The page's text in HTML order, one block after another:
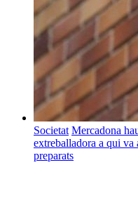
Societat Mercadona
extreballadora a qui va
preparats